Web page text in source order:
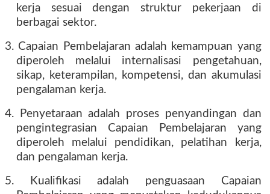
kerja sesuai dengan struktur pekerjaan di
berbagai sektor.
3. Capaian Pembelajaran adalah kemampuan yang
diperoleh melalui internalisasi pengetahuan,
sikap, keterampilan, kompetensi, dan akumulasi
pengalaman kerja.
4. Penyetaraan adalah proses penyandingan dan
pengintegrasian Capaian Pembelajaran yang
diperoleh melalui pendidikan, pelatihan kerja,
dan pengalaman kerja.
5. Kualifikasi adalah penguasaan Capaian